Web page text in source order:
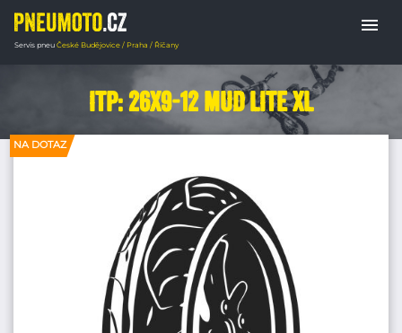
Servis pneu České Budějovice / Praha / Říčany
menu
PNEUMATIKY ČTYŘKOLKY
ITP: 26X9-12 MUD LITE XL
NA DOTAZ